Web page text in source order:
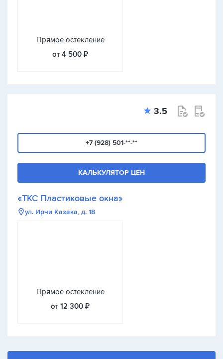
Прямое остекление
от 4 500 ₽
3.5
+7 (928) 501-**-**
КАЛЬКУЛЯТОР ЦЕН
«ТКС Пластиковые окна»
ул. Ирчи Казака, д. 18
Прямое остекление
от 12 300 ₽